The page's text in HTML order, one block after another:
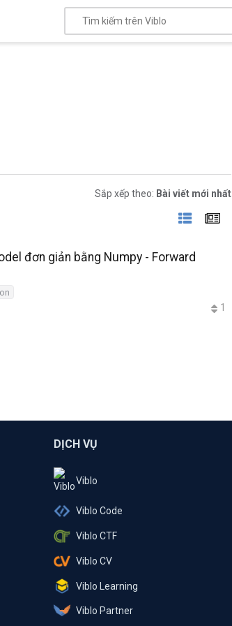
Sắp xếp theo: Bài viết mới nhất
đơn giản bằng Numpy - Forward
1
DỊCH VỤ
Viblo
Viblo Code
Viblo CTF
Viblo CV
Viblo Learning
Viblo Partner